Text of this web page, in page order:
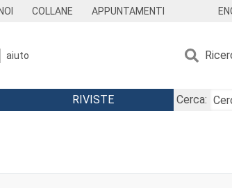
COLLANE APPUNTAMENTI
aiuto
RIVISTE
Cerca: